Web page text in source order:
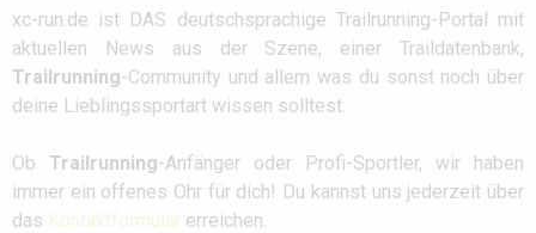
xc-run.de ist DAS deutschsprachige Trailrunning-Portal mit
aktuellen News aus der Szene, einer Traildatenbank,
Trailrunning-Community und allem was du sonst noch über
deine Lieblingssportart wissen solltest.
Ob Trailrunning-Anfänger oder Profi-Sportler, wir haben
immer ein offenes Ohr für dich! Du kannst uns jederzeit über
das Kontaktformular erreichen.